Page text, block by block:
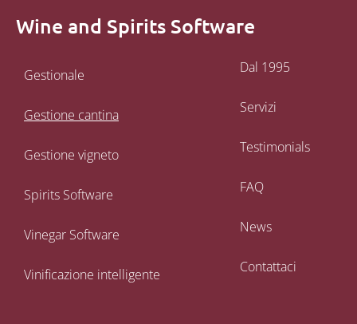
Wine and Spirits Software
Gestionale
Gestione cantina
Gestione vigneto
Spirits Software
Vinegar Software
Vinificazione intelligente
Dal 1995
Servizi
Testimonials
FAQ
News
Contattaci